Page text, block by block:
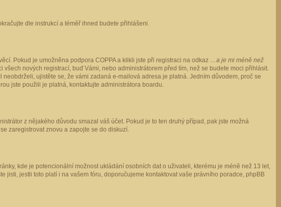
dle instrukcí a téměř ihned budete přihlášeni.
Pokud je umožněna podpora COPPA a klikli jste při registraci na odkaz …a je mi méně než
nových registrací, buď Vámi, nebo administrátorem před tím, než se budete moci přihlásit.
ujistěte se, že vámi zadaná e-mailová adresa je platná. Jedním důvodem, proč se
jste použili je platná, kontaktujte administrátora boardu.
z nějakého důvodu smazal váš účet. Pokud je to ten druhý případ, pak jste možná
zaregistrovat znovu a zapojte se do diskuzí.
kde je potencionální možnost ukládání osobních dat o uživateli, kterému je méně než 13 let,
jisti, jestli toto platí i na vašem fóru, doporučujeme kontaktovat vaše právního poradce, phpBB